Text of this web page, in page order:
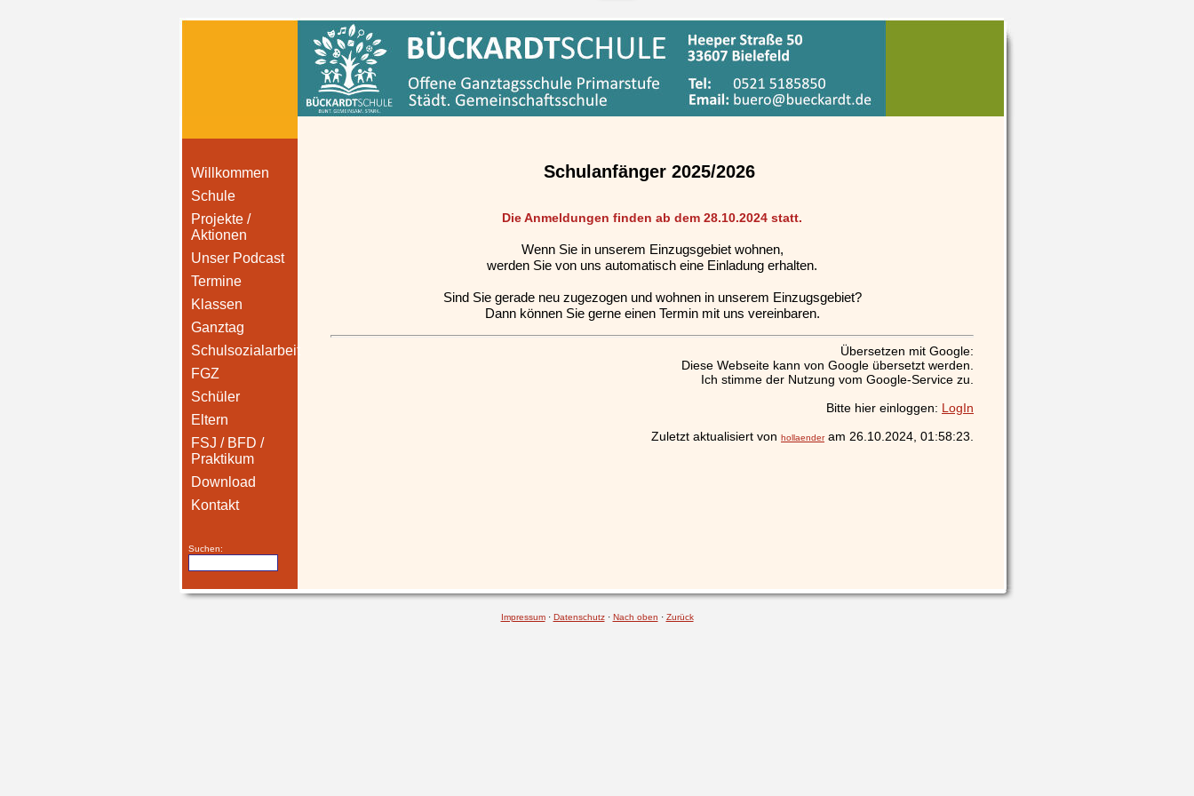
Willkommen
Schule
Projekte /
Aktionen
Unser Podcast
Termine
Klassen
Ganztag
Schulsozialarbeit
FGZ
Schüler
Eltern
FSJ / BFD /
Praktikum
Download
Kontakt
Suchen:
Schulanfänger 2025/2026
Die Anmeldungen finden ab dem 28.10.2024 statt.
Wenn Sie in unserem Einzugsgebiet wohnen,
werden Sie von uns automatisch eine Einladung erhalten.
Sind Sie gerade neu zugezogen und wohnen in unserem Einzugsgebiet?
Dann können Sie gerne einen Termin mit uns vereinbaren.
Übersetzen mit Google:
Diese Webseite kann von Google übersetzt werden.
Ich stimme der Nutzung vom Google-Service zu.
Bitte hier einloggen: LogIn
Zuletzt aktualisiert von hollaenderam 26.10.2024, 01:58:23.
Impressum· Datenschutz· Nach oben · Zurück